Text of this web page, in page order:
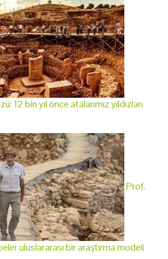
12 bin yıl önce atalarımız yıldızları
Prof.
uluslararası bir araştırma modeli